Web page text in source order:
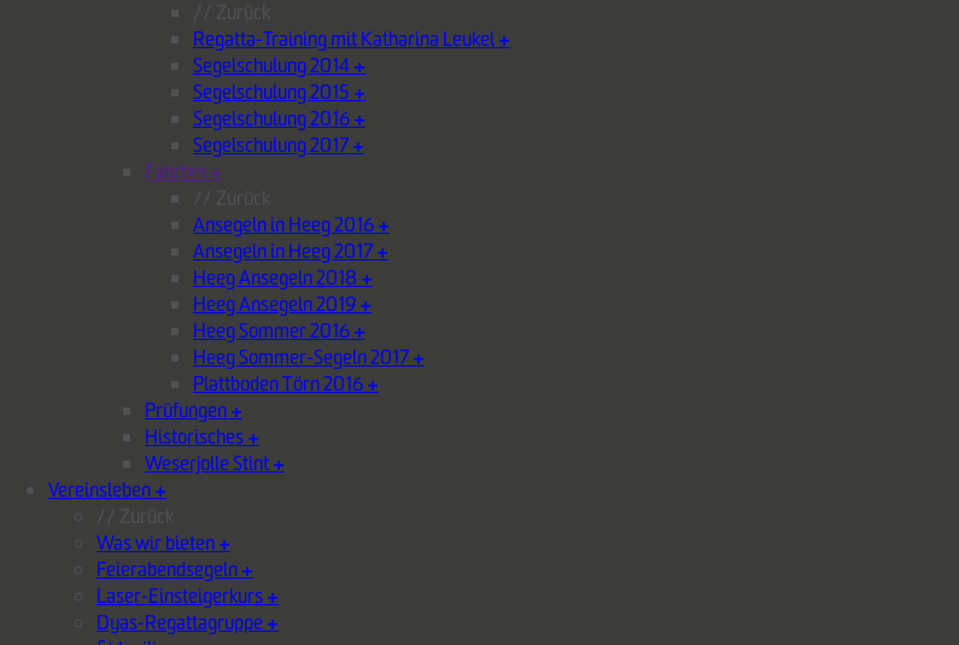
Regatta-Training mit Katharina Leukel+
Segelschulung 2014+
Segelschulung 2015 +
Segelschulung 2016+
Segelschulung 2017+
Fahrten+
Ansegeln in Heeg 2016+
Ansegeln in Heeg 2017+
Heeg Ansegeln 2018 +
Heeg Ansegeln 2019+
Heeg Sommer 2016+
Heeg Sommer-Segeln 2017+
Plattboden Törn 2016+
Prüfungen+
Historisches+
Weserjolle Stint+
Vereinsleben+
Was wir bieten+
Feierabendsegeln+
Laser-Einsteigerkurs+
Dyas-Regattagruppe+